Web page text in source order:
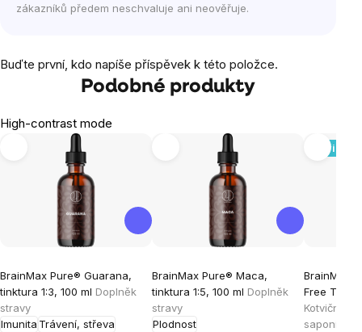
zákazníků předem neschvaluje ani neověřuje.
Buďte první, kdo napíše příspěvek k této položce.
Podobné produkty
High-contrast mode
BrainMax Pure® Guarana,
tinktura 1:3, 100 ml Doplněk
stravy
Imunita Trávení, střeva
BrainMax Pure® Maca,
tinktura 1:5, 100 ml Doplněk
stravy
Plodnost
Novinka
BrainMax®
Free
Kotvičník
saponinů,